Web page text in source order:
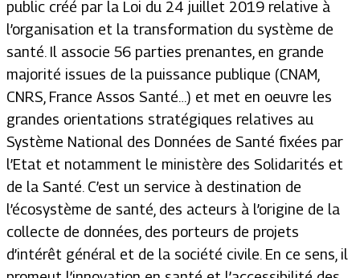
public créé par la Loi du 24 juillet 2019 relative à
l’organisation et la transformation du système de
santé. Il associe 56 parties prenantes, en grande
majorité issues de la puissance publique (CNAM,
CNRS, France Assos Santé…) et met en oeuvre les
grandes orientations stratégiques relatives au
Système National des Données de Santé fixées par
l’Etat et notamment le ministère des Solidarités et
de la Santé. C’est un service à destination de
l’écosystème de santé, des acteurs à l’origine de la
collecte de données, des porteurs de projets
d’intérêt général et de la société civile. En ce sens, il